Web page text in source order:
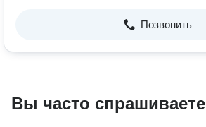
Позвонить
Вы часто спрашиваете